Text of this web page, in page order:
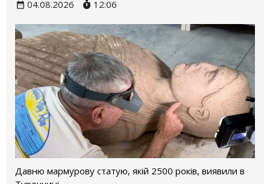
04.08.2026
12:06
Давню мармурову статую, якій 2500 років, виявили в